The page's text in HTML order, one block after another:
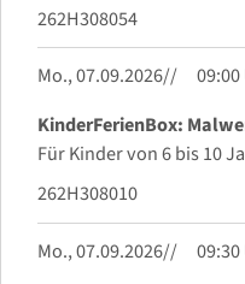
262H308054
Mo., 07.09.2026
KinderFerienBox:
Für Kinder von 6 bis 10
262H308010
Mo., 07.09.2026